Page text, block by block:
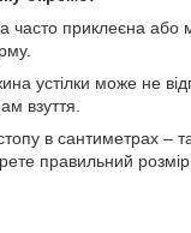
часто приклеєна або
устілки може не
взуття.
в сантиметрах –
правильний розмір.